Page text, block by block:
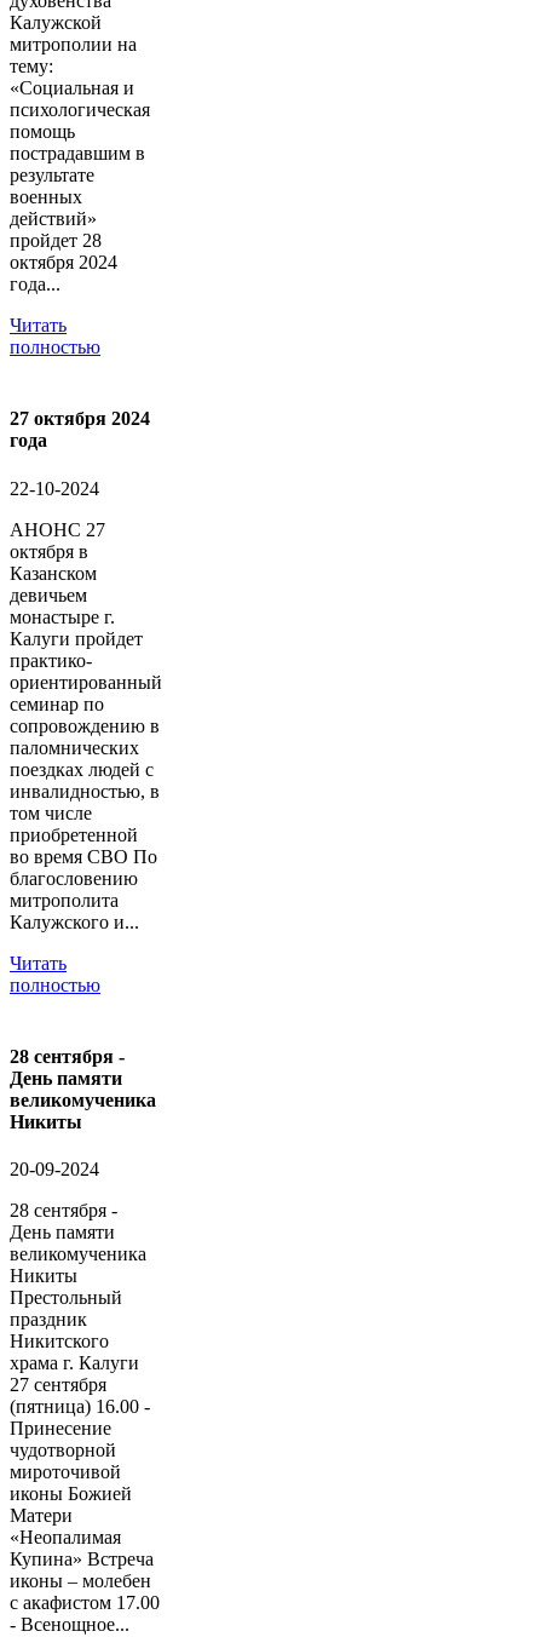
Калужской
митрополии на
тему:
«Социальная и
психологическая
помощь
пострадавшим в
результате
военных
действий»
пройдет 28
октября 2024
года...
Читать
полностью
27 октября 2024
года
22-10-2024
АНОНС 27
октября в
Казанском
девичьем
монастыре г.
Калуги пройдет
практико-
ориентированный
семинар по
сопровождению в
паломнических
поездках людей с
инвалидностью, в
том числе
приобретенной
во время СВО По
благословению
митрополита
Калужского и...
Читать
полностью
28 сентября -
День памяти
великомученика
Никиты
20-09-2024
28 сентября -
День памяти
великомученика
Никиты
Престольный
праздник
Никитского
храма г. Калуги
27 сентября
(пятница) 16.00 -
Принесение
чудотворной
мироточивой
иконы Божией
Матери
«Неопалимая
Купина» Встреча
иконы – молебен
с акафистом 17.00
- Всенощное...